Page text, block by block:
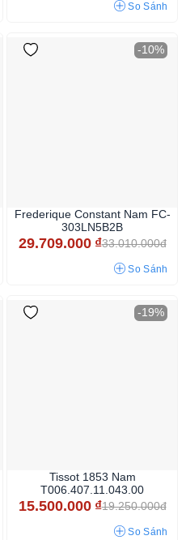
So Sánh
-10%
Frederique Constant Nam FC-
303LN5B2B
29.709.000 ₫33.010.000đ
So Sánh
-19%
Tissot 1853 Nam
T006.407.11.043.00
15.500.000 ₫19.250.000đ
So Sánh